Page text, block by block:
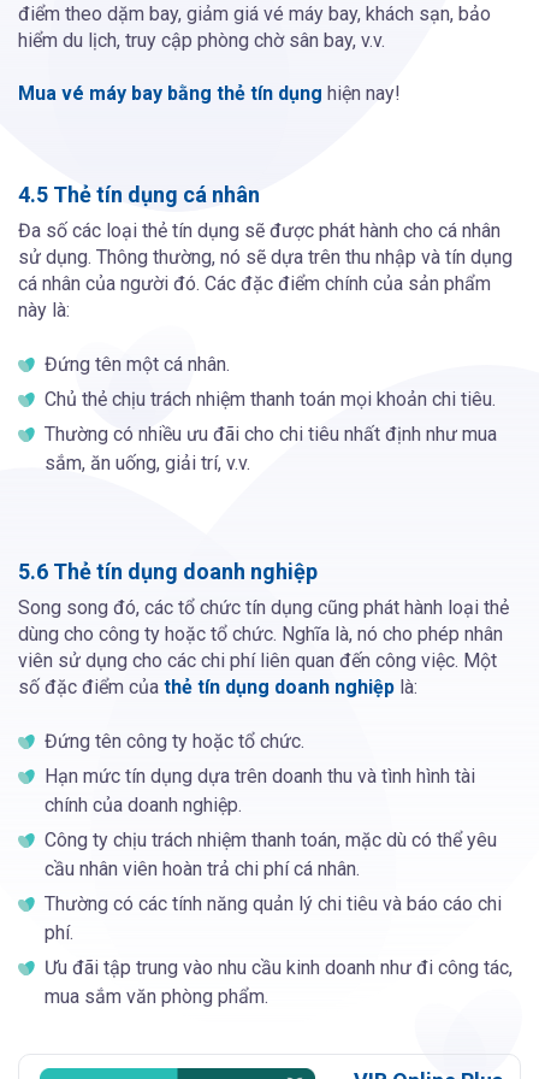
điểm theo dặm bay, giảm giá vé máy bay, khách sạn, bảo
hiểm du lịch, truy cập phòng chờ sân bay, v.v.
Mua vé máy bay bằng thẻ tín dụng hiện nay!
4.5 Thẻ tín dụng cá nhân
Đa số các loại thẻ tín dụng sẽ được phát hành cho cá nhân
sử dụng. Thông thường, nó sẽ dựa trên thu nhập và tín dụng
cá nhân của người đó. Các đặc điểm chính của sản phẩm
này là:
Đứng tên một cá nhân.
Chủ thẻ chịu trách nhiệm thanh toán mọi khoản chi tiêu.
Thường có nhiều ưu đãi cho chi tiêu nhất định như mua
sắm, ăn uống, giải trí, v.v.
5.6 Thẻ tín dụng doanh nghiệp
Song song đó, các tổ chức tín dụng cũng phát hành loại thẻ
dùng cho công ty hoặc tổ chức. Nghĩa là, nó cho phép nhân
viên sử dụng cho các chi phí liên quan đến công việc. Một
số đặc điểm của thẻ tín dụng doanh nghiệp là:
Đứng tên công ty hoặc tổ chức.
Hạn mức tín dụng dựa trên doanh thu và tình hình tài
chính của doanh nghiệp.
Công ty chịu trách nhiệm thanh toán, mặc dù có thể yêu
cầu nhân viên hoàn trả chi phí cá nhân.
Thường có các tính năng quản lý chi tiêu và báo cáo chi
phí.
Ưu đãi tập trung vào nhu cầu kinh doanh như đi công tác,
mua sắm văn phòng phẩm.